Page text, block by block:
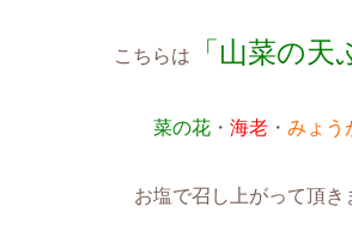
こちらは 「山菜の天
菜の花 ・ 海老 ・ みょう
お塩で召し上がって頂き